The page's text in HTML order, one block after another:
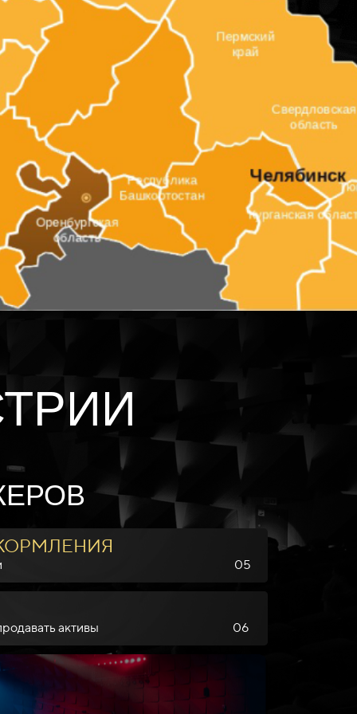
к прибыли 05
и продавать активы 06